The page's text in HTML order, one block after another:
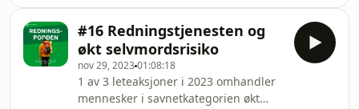
vuderingene som ble gjort da en
redningsaksjon utviklet i en helt
annen retning enn hva mannskapene
først så for seg.
#16 Redningstjenesten og
økt selvmordsrisiko
nov 29, 202301:08:18
1 av 3 leteaksjoner i 2023 omhandler
mennesker i savnetkategorien økt